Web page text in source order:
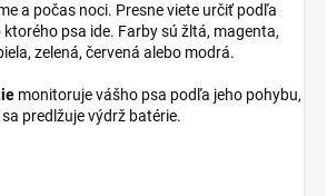
a počas noci. Presne viete určiť podľa
ktorého psa ide. Farby sú žltá, magenta,
zelená, červená alebo modrá.
monitoruje vášho psa podľa jeho pohybu,
predlžuje výdrž batérie.